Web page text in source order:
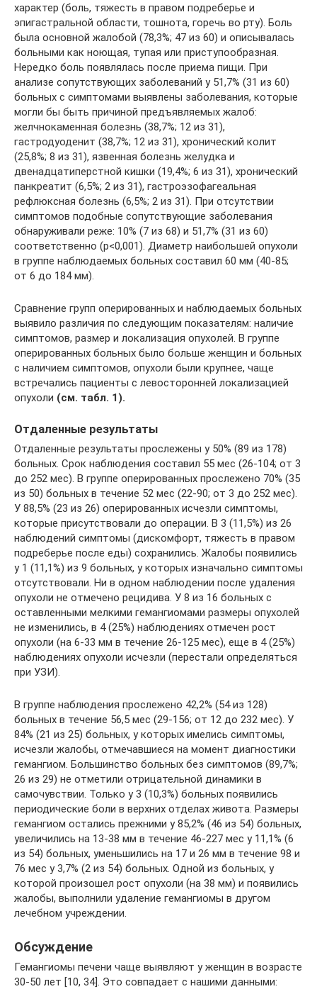
характер (боль, тяжесть в правом подреберье и
эпигастральной области, тошнота, горечь во рту). Боль
была основной жалобой (78,3%; 47 из 60) и описывалась
больными как ноющая, тупая или приступообразная.
Нередко боль появлялась после приема пищи. При
анализе сопутствующих заболеваний у 51,7% (31 из 60)
больных с симптомами выявлены заболевания, которые
могли бы быть причиной предъявляемых жалоб:
желчнокаменная болезнь (38,7%; 12 из 31),
гастродуоденит (38,7%; 12 из 31), хронический колит
(25,8%; 8 из 31), язвенная болезнь желудка и
двенадцатиперстной кишки (19,4%; 6 из 31), хронический
панкреатит (6,5%; 2 из 31), гастроэзофагеальная
рефлюксная болезнь (6,5%; 2 из 31). При отсутствии
симптомов подобные сопутствующие заболевания
обнаруживали реже: 10% (7 из 68) и 51,7% (31 из 60)
соответственно (p<0,001). Диаметр наибольшей опухоли
в группе наблюдаемых больных составил 60 мм (40-85;
от 6 до 184 мм).
Сравнение групп оперированных и наблюдаемых больных
выявило различия по следующим показателям: наличие
симптомов, размер и локализация опухолей. В группе
оперированных больных было больше женщин и больных
с наличием симптомов, опухоли были крупнее, чаще
встречались пациенты с левосторонней локализацией
опухоли (см. табл. 1).
Отдаленные результаты
Отдаленные результаты прослежены у 50% (89 из 178)
больных. Срок наблюдения составил 55 мес (26-104; от 3
до 252 мес). В группе оперированных прослежено 70% (35
из 50) больных в течение 52 мес (22-90; от 3 до 252 мес).
У 88,5% (23 из 26) оперированных исчезли симптомы,
которые присутствовали до операции. В 3 (11,5%) из 26
наблюдений симптомы (дискомфорт, тяжесть в правом
подреберье после еды) сохранились. Жалобы появились
у 1 (11,1%) из 9 больных, у которых изначально симптомы
отсутствовали. Ни в одном наблюдении после удаления
опухоли не отмечено рецидива. У 8 из 16 больных с
оставленными мелкими гемангиомами размеры опухолей
не изменились, в 4 (25%) наблюдениях отмечен рост
опухоли (на 6-33 мм в течение 26-125 мес), еще в 4 (25%)
наблюдениях опухоли исчезли (перестали определяться
при УЗИ).
В группе наблюдения прослежено 42,2% (54 из 128)
больных в течение 56,5 мес (29-156; от 12 до 232 мес). У
84% (21 из 25) больных, у которых имелись симптомы,
исчезли жалобы, отмечавшиеся на момент диагностики
гемангиом. Большинство больных без симптомов (89,7%;
26 из 29) не отметили отрицательной динамики в
самочувствии. Только у 3 (10,3%) больных появились
периодические боли в верхних отделах живота. Размеры
гемангиом остались прежними у 85,2% (46 из 54) больных,
увеличились на 13-38 мм в течение 46-227 мес у 11,1% (6
из 54) больных, уменьшились на 17 и 26 мм в течение 98 и
76 мес у 3,7% (2 из 54) больных. Одной из больных, у
которой произошел рост опухоли (на 38 мм) и появились
жалобы, выполнили удаление гемангиомы в другом
лечебном учреждении.
Обсуждение
Гемангиомы печени чаще выявляют у женщин в возрасте
30-50 лет [10, 34]. Это совпадает с нашими данными: